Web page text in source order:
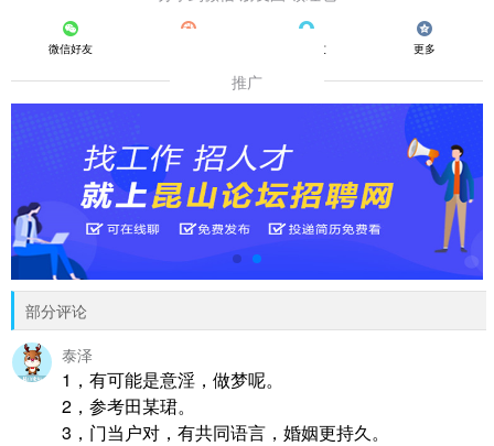
微信好友 QQ好友 更多
推广
部分评论
泰泽
1，有可能是意淫，做梦呢。
2，参考田某珺。
3，门当户对，有共同语言，婚姻更持久。